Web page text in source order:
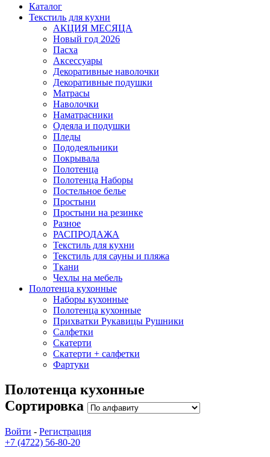
Каталог
Текстиль для кухни
АКЦИЯ МЕСЯЦА
Новый год 2026
Пасха
Аксессуары
Декоративные наволочки
Декоративные подушки
Матрасы
Наволочки
Наматрасники
Одеяла и подушки
Пледы
Пододеяльники
Покрывала
Полотенца
Полотенца Наборы
Постельное белье
Простыни
Простыни на резинке
Разное
РАСПРОДАЖА
Текстиль для кухни
Текстиль для сауны и пляжа
Ткани
Чехлы на мебель
Полотенца кухонные
Наборы кухонные
Полотенца кухонные
Прихватки Рукавицы Рушники
Салфетки
Скатерти
Скатерти + салфетки
Фартуки
Полотенца кухонные
Сортировка
Войти - Регистрация
+7 (4722) 56-80-20